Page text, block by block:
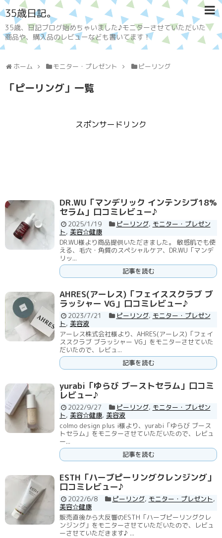
35歳日記。
35歳、日記ブログ始めちゃいました♪モニターさせていただいた
商品や、購入品のレビューなども書いてます！
ホーム モニター・プレゼント ピーリング
「ピーリング 」 一覧
スポンサードリンク
DR.WU「マンデリック インテンシブ18%
セラム」口コミレビュー♪
2025/1/19 ピーリング, モニター・プレゼン
ト, 美容☆健康
DR.WU様より商品提供いただきました。 敏感肌でも使
える、毛穴・角質のスペシャルケア、DR.WU「マンデ
リッ...
記事を読む
AHRES(アーレス)「フェイススクラブ ブ
ラッシャー VG」口コミレビュー♪
2023/7/21 ピーリング, モニター・プレゼン
ト, 美容液
アーレス株式会社様より、AHRES(アーレス)「フェイ
ススクラブ ブラッシャー VG」をモニターさせていた
だいたので、レビュ...
記事を読む
yurabi「ゆらび ブーストセラム」口コミ
レビュー♪
2022/9/27 ピーリング, モニター・プレゼン
ト, 美容☆健康, 美容液
colmo design plus i様より、yurabi「ゆらび ブース
トセラム」をモニターさせていただいたので、レビュ
ー...
記事を読む
ESTH「ハーブピーリングクレンジング」
口コミレビュー♪
2022/6/8 ピーリング, モニター・プレゼント,
美容☆健康
販売直後から大反響のESTH「ハーブピーリングクレ
ンジング」をモニターさせていただいたので、レビュ
ーさせていただきます♪ ...